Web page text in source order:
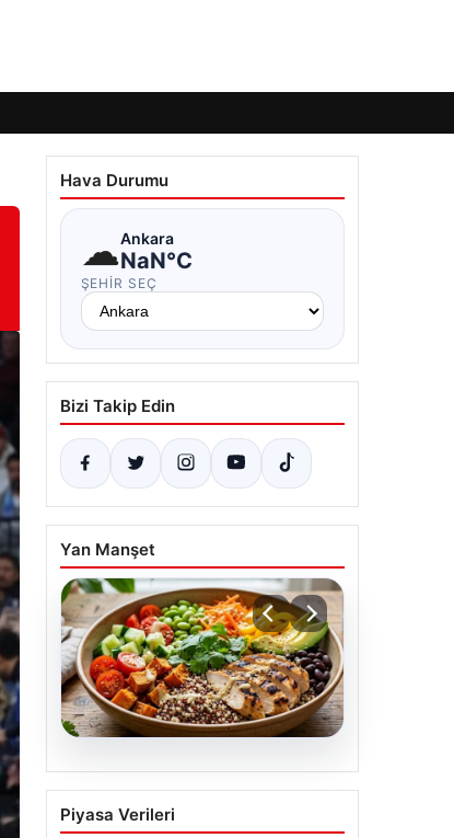
Hava Durumu
☁Ankara
NaN°C
ŞEHIR SEÇ
Bizi Takip Edin
Yan Manşet
07.08.2026
Spor sonrası hedefleri
tutturan makro dostu:
Piyasa Verileri